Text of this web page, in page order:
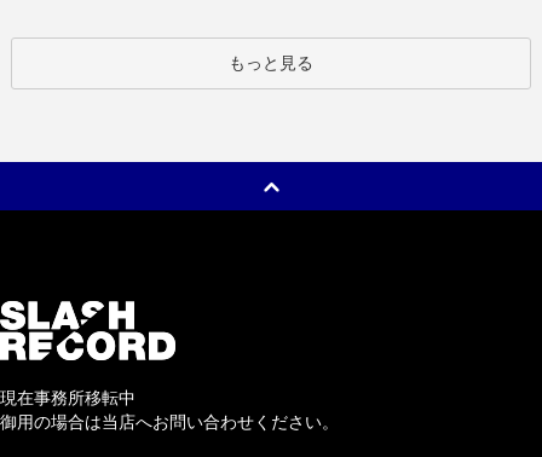
もっと見る
現在事務所移転中
御用の場合は当店へお問い合わせください。